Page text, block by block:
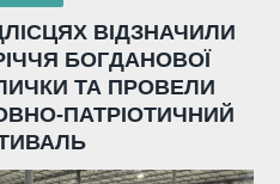
ВІДЗНАЧИЛИ
БОГДАНОВОЇ
ТА ПРОВЕЛИ
ПАТРІОТИЧНИЙ